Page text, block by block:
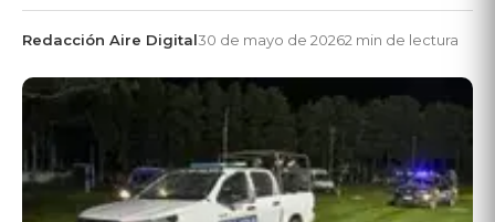
Redacción Aire Digital30 de mayo de 20262 min de lectura